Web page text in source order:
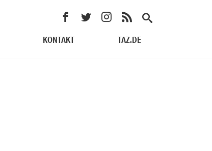
KONTAKT TAZ.DE